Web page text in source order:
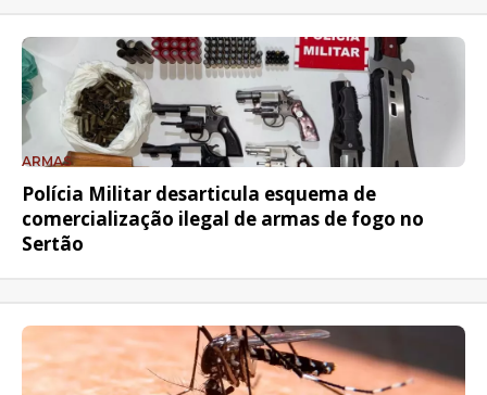
ARMAS
Polícia Militar desarticula esquema de
comercialização ilegal de armas de fogo no
Sertão